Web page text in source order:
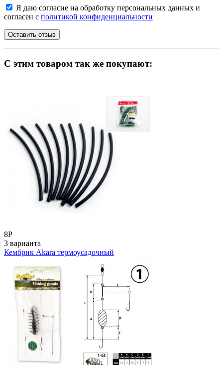
Я даю согласие на обработку персональных данных и
согласен с политикой конфиденциальности
C этим товаром так же покупают:
8Р
3 варианта
Кембрик Akara термоусадочный